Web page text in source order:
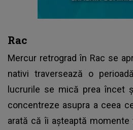
Rac
Mercur retrograd în Rac se
nativi traversează o
lucrurile se mică prea încet
concentreze asupra a ceea
arată că îi așteaptă